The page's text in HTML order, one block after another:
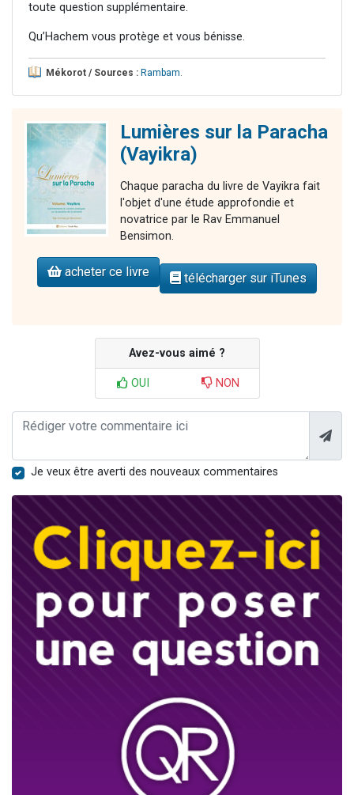
toute question supplémentaire.
Qu’Hachem vous protège et vous bénisse.
Mékorot / Sources : Rambam.
Lumières sur la Paracha
(Vayikra)
Chaque paracha du livre de Vayikra fait
l'objet d'une étude approfondie et
novatrice par le Rav Emmanuel
Bensimon.
acheter ce livre télécharger sur iTunes
Avez-vous aimé ?
OUI NON
Je veux être averti des nouveaux commentaires